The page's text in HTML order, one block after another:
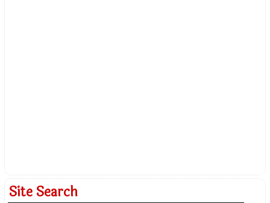
Site Search